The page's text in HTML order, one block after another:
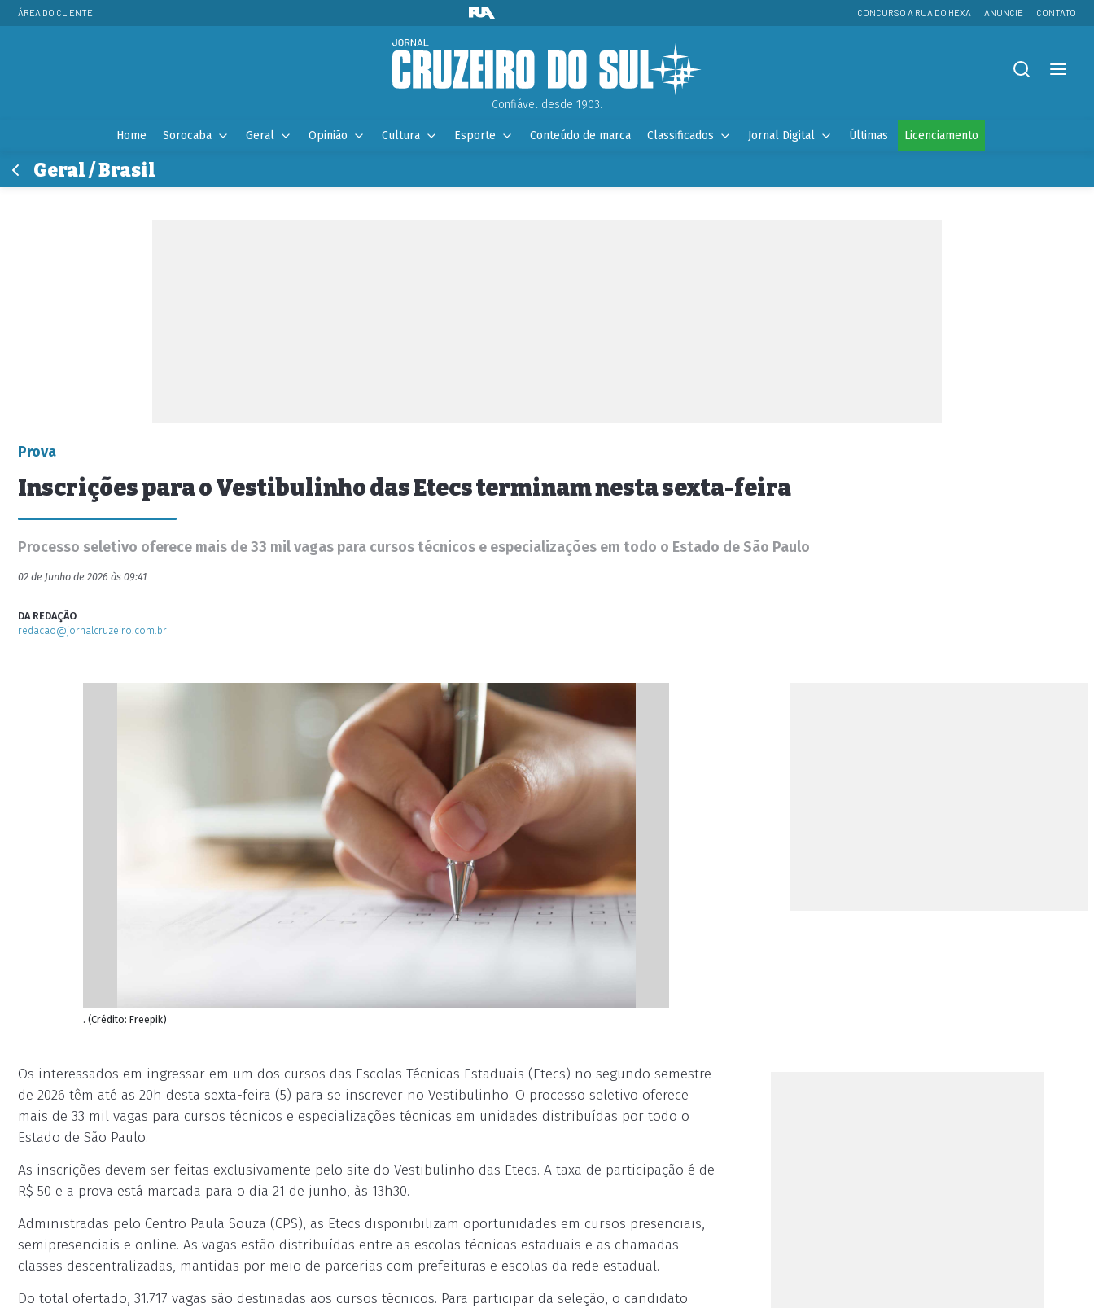
ÁREA DO CLIENTE CONCURSO A RUA DO HEXA ANUNCIE CONTATO
Confiável desde 1903.
Home Sorocaba Geral Opinião Cultura Esporte Conteúdo de marca Classificados Jornal Digital Últimas Licenciamento
Geral / Brasil
Prova
Inscrições para o Vestibulinho das Etecs terminam nesta sexta-feira
Processo seletivo oferece mais de 33 mil vagas para cursos técnicos e especializações em todo o Estado de São Paulo
02 de Junho de 2026 às 09:41
DA REDAÇÃO
redacao@jornalcruzeiro.com.br
. (Crédito: Freepik)
Os interessados em ingressar em um dos cursos das Escolas Técnicas Estaduais (Etecs) no segundo semestre
de 2026 têm até as 20h desta sexta-feira (5) para se inscrever no Vestibulinho. O processo seletivo oferece
mais de 33 mil vagas para cursos técnicos e especializações técnicas em unidades distribuídas por todo o
Estado de São Paulo.
As inscrições devem ser feitas exclusivamente pelo site do Vestibulinho das Etecs. A taxa de participação é de
R$ 50 e a prova está marcada para o dia 21 de junho, às 13h30.
Administradas pelo Centro Paula Souza (CPS), as Etecs disponibilizam oportunidades em cursos presenciais,
semipresenciais e online. As vagas estão distribuídas entre as escolas técnicas estaduais e as chamadas
classes descentralizadas, mantidas por meio de parcerias com prefeituras e escolas da rede estadual.
Do total ofertado, 31.717 vagas são destinadas aos cursos técnicos. Para participar da seleção, o candidato